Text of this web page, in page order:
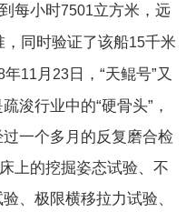
每小时7501立方米，远
同时验证了该船15千米
年11月 23日，“天鲲号”又
浚行业中的“硬骨头”，
一个多月的反复磨合检
上的挖掘姿态试验、不
、极限横移拉力试验、